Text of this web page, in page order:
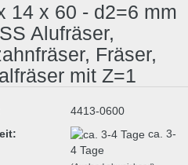
vergessen?
14 x 60 - d2=6 mm
Alufräser,
Fräser,
mit Z=1
4413-0600
ca. 3-
4 Tage